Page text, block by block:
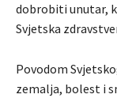
dobrobiti unutar,
Svjetska
Povodom
zemalja, bolest i